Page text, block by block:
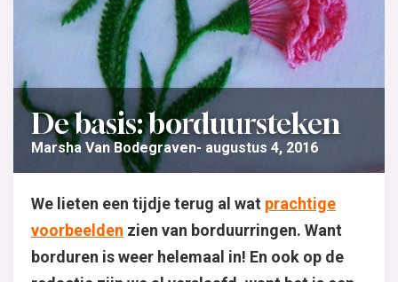
De basis: borduursteken
Marsha Van Bodegraven augustus 4, 2016
We lieten een tijdje terug al wat prachtige
voorbeelden zien van borduurringen. Want
borduren is weer helemaal in! En ook op de